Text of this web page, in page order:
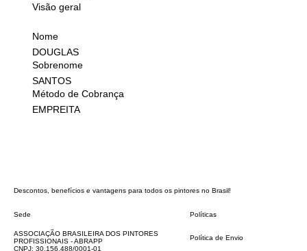
Visão geral
Nome
DOUGLAS
Sobrenome
SANTOS
Método de Cobrança
EMPREITA
Descontos, benefícios e vantagens para todos os pintores no Brasil!
Sede
ASSOCIAÇÃO BRASILEIRA DOS PINTORES
PROFISSIONAIS - ABRAPP
CNPJ: 30.156.488/0001-01
Políticas
Política de Envio